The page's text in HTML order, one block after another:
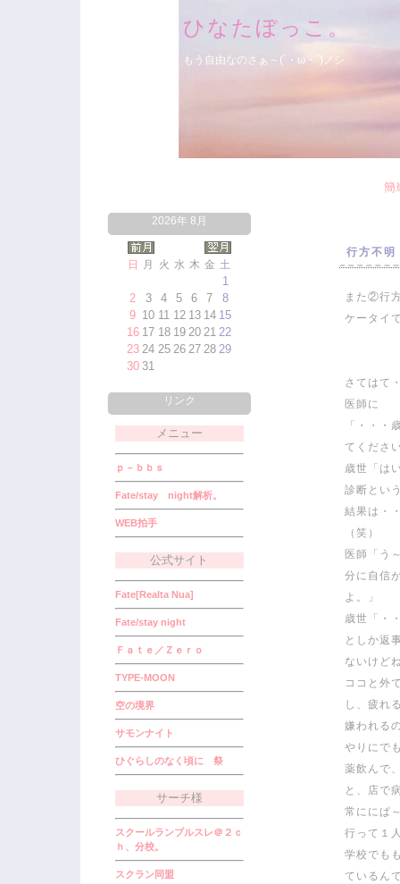
ひなたぼっこ。
もう自由なのさぁ～(´・ω・`)ノシ
簡
2026年 8月
日 月 火 水 木 金 土
1
2
3 4 5 6 7
8
9 10 11 12 13 14 15
16 17 18 19 20 21 22
23 24 25 26 27 28 29
30 31
リンク
メニュー
ｐ－ｂｂｓ
Fate/stay night解析。
WEB拍手
公式サイト
Fate[Realta Nua]
Fate/stay night
Ｆａｔｅ／Ｚｅｒｏ
TYPE-MOON
空の境界
サモンナイト
ひぐらしのなく頃に 祭
サーチ様
スクールランブルスレ＠２ｃ
ｈ、分校。
スクラン同盟
行方不明
また②行
ケータイ
さてはて
医師に
「・・・
てくださ
歳世「は
診断とい
結果は・
（笑）
医師「う
分に自信
よ。」
歳世「・
としか返
ないけど
ココと外
し、疲れ
嫌われる
やりにで
薬飲んで
と、店で
常ににぱ
行って１
学校でも
ているん